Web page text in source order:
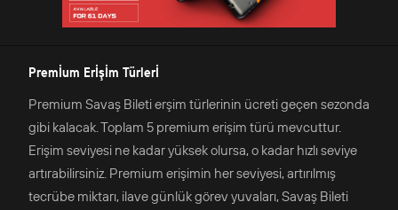
Premİum Erİşİm Türlerİ
Premium Savaş Bileti erşim türlerinin ücreti geçen sezonda
gibi kalacak. Toplam 5 premium erişim türü mevcuttur.
Erişim seviyesi ne kadar yüksek olursa, o kadar hızlı seviye
artırabilirsiniz. Premium erişimin her seviyesi, artırılmış
tecrübe miktarı, ilave günlük görev yuvaları, Savaş Bileti